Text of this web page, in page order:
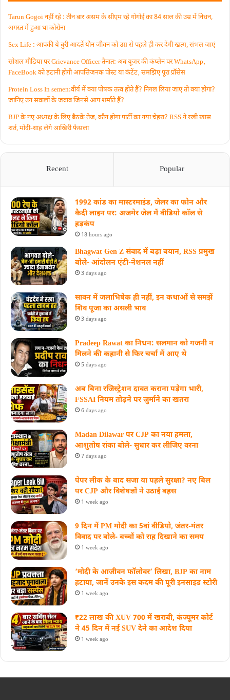
Tarun Gogoi नहीं रहे : तीन बार असम के सीएम रहे गोगोई का 84 साल की उम्र में निधन,
अगस्त में हुआ था कोरोना
Sex Life : आपकी ये बुरी आदतें याैन जीवन को उम्र से पहले ही कर देंगी खत्म, संभल जाएं
सोशल मीडिया पर Grievance Officer तैनात: अब यूजर की कंप्लेन पर WhatsApp‚
FaceBook को हटानी होगी आपत्तिजनक पोस्ट या कंटेंट‚ समझिए पूरा प्रॉसेस
Protein Loss In semen:वीर्य में क्या पोषक तत्व होते हैं? निगल लिया जाए तो क्या होगा?
जानिए उन सवालों के जवाब जिनसे आप शर्माते हैं?
BJP के नए अध्यक्ष के लिए बैठकें तेज, कौन होगा पार्टी का नया चेहरा? RSS ने रखी खास
शर्त, मोदी-शाह लेंगे आखिरी फैसला
Recent Popular
1992 कांड का मास्टरमाइंड, जेलर का फोन और
कैदी लाइन पर: अजमेर जेल में वीडियो कॉल से
हड़कंप
18 hours ago
Bhagwat Gen Z संवाद में बड़ा बयान, RSS प्रमुख
बोले- आंदोलन एंटी-नेशनल नहीं
3 days ago
सावन में जलाभिषेक ही नहीं, इन कथाओं से समझें
शिव पूजा का असली भाव
3 days ago
Pradeep Rawat का निधन: सलमान को गजनी न
मिलने की कहानी से फिर चर्चा में आए थे
5 days ago
अब बिना रजिस्ट्रेशन दावत कराना पड़ेगा भारी,
FSSAI नियम तोड़ने पर जुर्माने का खतरा
6 days ago
Madan Dilawar पर CJP का नया हमला,
आशुतोष रांका बोले- सुधार कर लीजिए वरना
7 days ago
पेपर लीक के बाद सजा या पहले सुरक्षा? नए बिल
पर CJP और विशेषज्ञों ने उठाई बहस
1 week ago
9 दिन में PM मोदी का 5वां वीडियो, जंतर-मंतर
विवाद पर बोले- बच्चों को राह दिखाने का समय
1 week ago
‘मोदी के आजीवन फॉलोवर’ लिखा, BJP का नाम
हटाया, जानें उनके इस कदम की पूरी इनसाइड स्‍टोरी
1 week ago
₹22 लाख की XUV 700 में खराबी, कंज्यूमर कोर्ट
ने 45 दिन में नई SUV देने का आदेश दिया
1 week ago